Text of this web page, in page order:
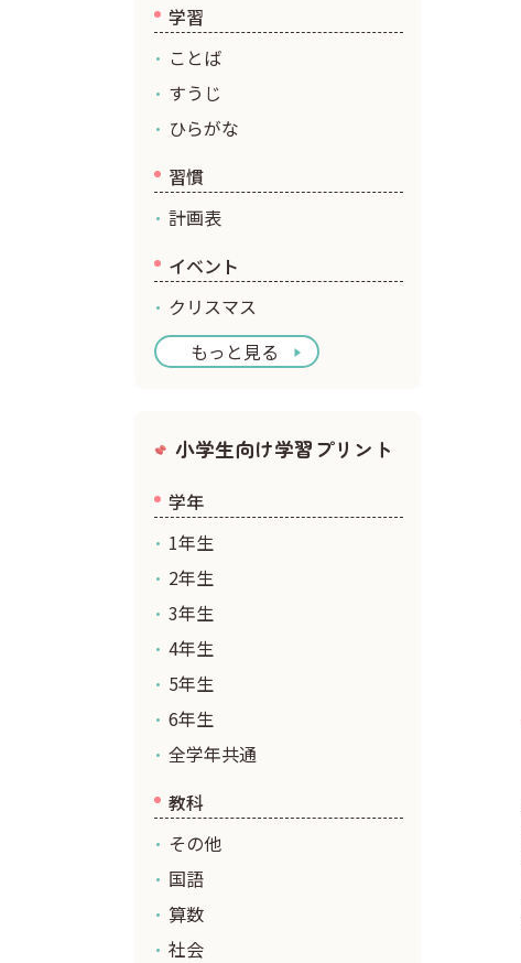
学習
ことば
すうじ
ひらがな
習慣
計画表
イベント
クリスマス
もっと見る
小学生向け学習プリント
学年
1年生
2年生
3年生
4年生
5年生
6年生
全学年共通
教科
その他
国語
算数
社会